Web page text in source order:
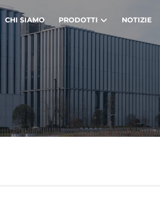
CHI SIAMO PRODOTTI NOTIZIE